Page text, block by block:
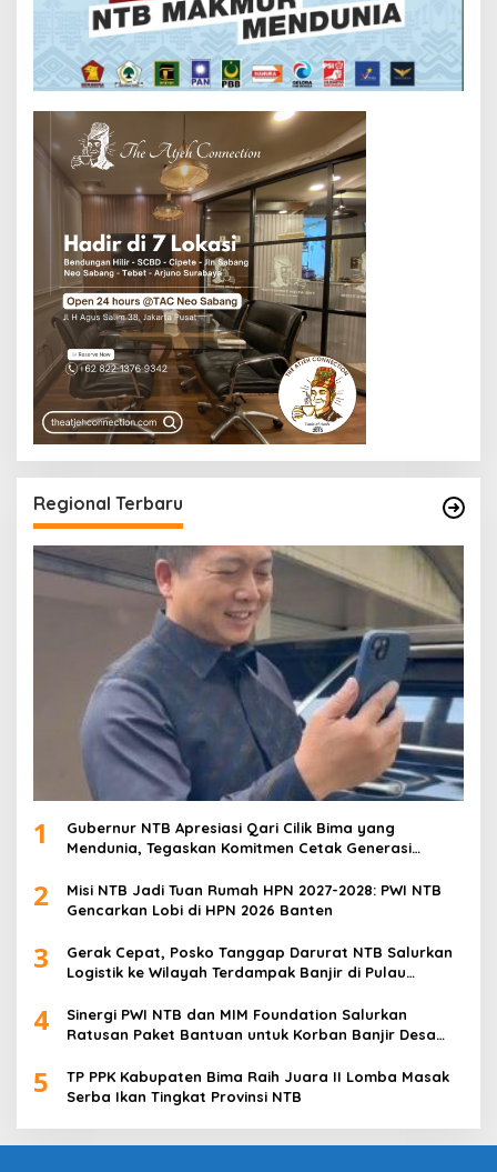
Regional Terbaru
1
Gubernur NTB Apresiasi Qari Cilik Bima yang
Mendunia, Tegaskan Komitmen Cetak Generasi
2
Misi NTB Jadi Tuan Rumah HPN 2027-2028: PWI NTB
Gencarkan Lobi di HPN 2026 Banten
3
Gerak Cepat, Posko Tanggap Darurat NTB Salurkan
Logistik ke Wilayah Terdampak Banjir di Pulau
4
Sinergi PWI NTB dan MIM Foundation Salurkan
Ratusan Paket Bantuan untuk Korban Banjir Desa
5
TP PPK Kabupaten Bima Raih Juara II Lomba Masak
Serba Ikan Tingkat Provinsi NTB